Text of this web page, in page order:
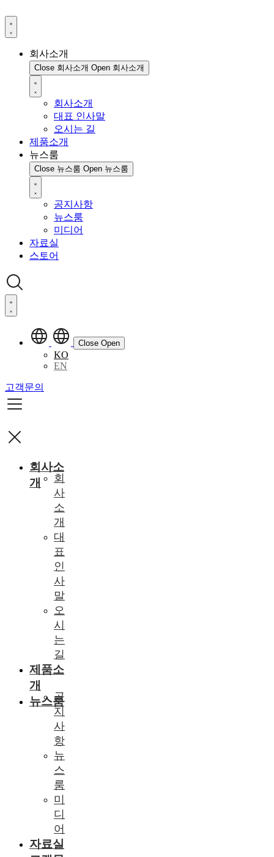
회사소개
Close 회사소개 Open 회사소개
회사소개
대표 인사말
오시는 길
제품소개
뉴스룸
Close 뉴스룸 Open 뉴스룸
공지사항
뉴스룸
미디어
자료실
스토어
Close Open
KO
EN
고객문의
회사소
개
회
사
소
개
대
표
인
사
말
오
시
는
길
제품소
개
뉴스룸
공
지
사
항
뉴
스
룸
미
디
어
자료실